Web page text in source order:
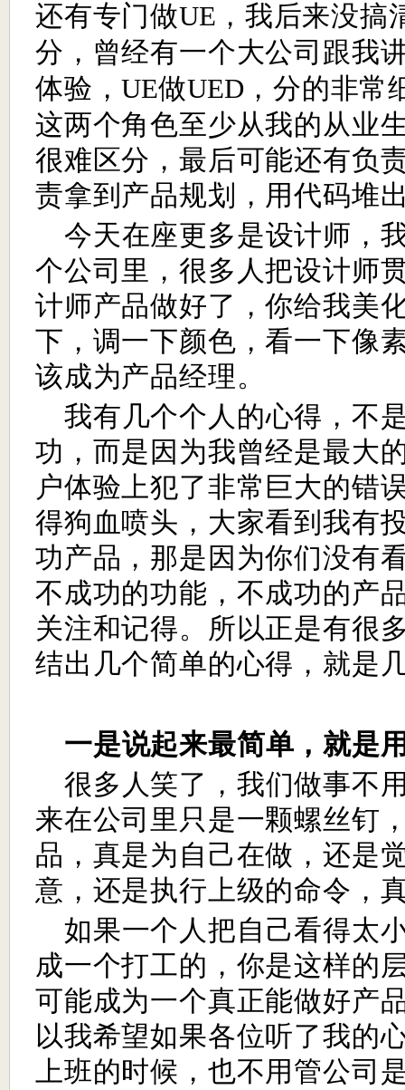
还有专门做UE ，我后来没搞
分，曾经有一个大公司跟我
体验，UE做UED ，分的非常
这两个角色至少从我的从业
很难区分，最后可能还有负
责拿到产品规划，用代码堆
今天在座更多是设计师，
个公司里，很多人把设计师
计师产品做好了，你给我美
下，调一下颜色，看一下像
该成为产品经理。
我有几个个人的心得，不
功，而是因为我曾经是最大
户体验上犯了非常巨大的错
得狗血喷头，大家看到我有
功产品，那是因为你们没有
不成功的功能，不成功的产
关注和记得。所以正是有很
结出几个简单的心得，就是
一是说起来最简单，就是
很多人笑了，我们做事不
来在公司里只是一颗螺丝钉
品，真是为自己在做，还是
意，还是执行上级的命令，
如果一个人把自己看得太
成一个打工的，你是这样的
可能成为一个真正能做好产
以我希望如果各位听了我的
上班的时候，也不用管公司